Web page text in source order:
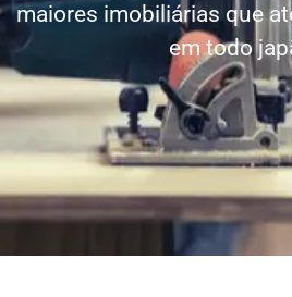
maiores imobiliárias que
em todo